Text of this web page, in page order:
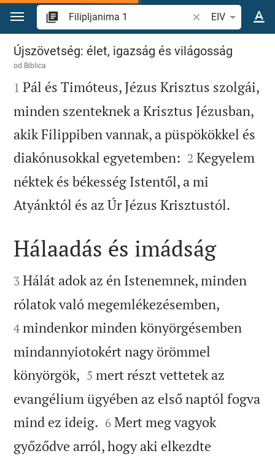
Skoči na sadržaj
Pretraži biblijski
EIV
Filipljanima 1
Újszövetség: élet, igazság és világosság
od Biblica

1 Pál és Timóteus, Jézus Krisztus szolgái,
minden szenteknek a Krisztus Jézusban,
akik Filippiben vannak, a püspökökkel és
diakónusokkal egyetemben: 

2 Kegyelem
néktek és békesség Istentől, a mi
Atyánktól és az Úr Jézus Krisztustól.

Hálaadás és imádság

3 Hálát adok az én Istenemnek, minden
rólatok való megemlékezésemben,
4 mindenkor minden könyörgésemben
mindannyiotokért nagy örömmel
könyörgök, 

5 mert részt vettetek az
evangélium ügyében az első naptól fogva
mind ez ideig. 

6 Mert meg vagyok
győződve arról, hogy aki elkezdte